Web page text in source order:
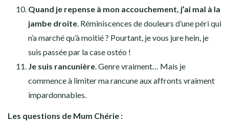
Quand je repense à mon accouchement, j’ai mal à la
jambe droite. Réminiscences de douleurs d’une péri qui
n’a marché qu’à moitié ? Pourtant, je vous jure hein, je
suis passée par la case ostéo !
Je suis rancunière. Genre vraiment… Mais je
commence à limiter ma rancune aux affronts vraiment
impardonnables.
Les questions de Mum Chérie :